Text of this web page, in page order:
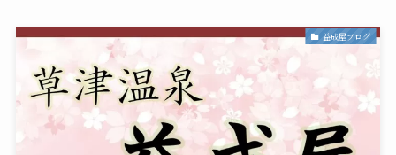
益成屋ブログ